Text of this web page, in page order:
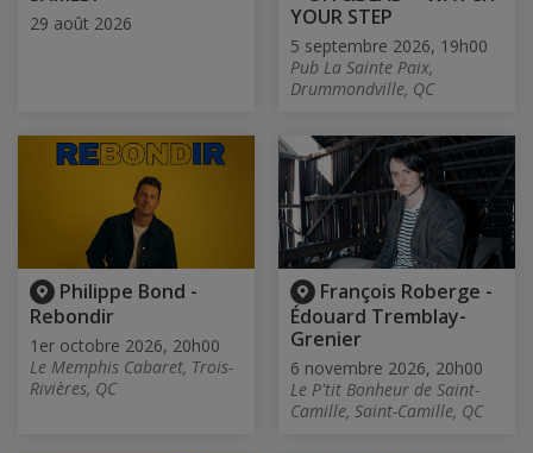
29 août 2026
YOUR STEP
5 septembre 2026, 19h00
Pub La Sainte Paix,
Drummondville, QC
Philippe Bond -
Rebondir
1er octobre 2026, 20h00
Le Memphis Cabaret, Trois-
Rivières, QC
François Roberge -
Édouard Tremblay-
Grenier
6 novembre 2026, 20h00
Le P'tit Bonheur de Saint-
Camille, Saint-Camille, QC